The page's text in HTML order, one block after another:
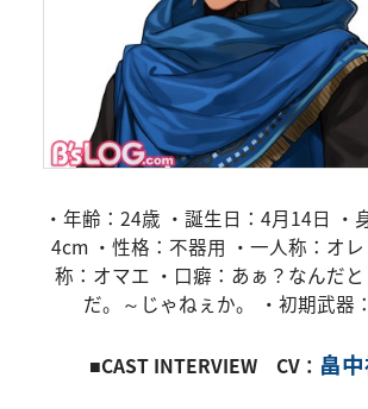
・年齢：24歳 ・誕生日：4月14日 ・
4cm ・性格：不器用 ・一人称：オレ
称：オマエ ・口癖：あぁ？なんだ
だ。～じゃねぇか。 ・初期武器
■CAST INTERVIEW CV： 畠